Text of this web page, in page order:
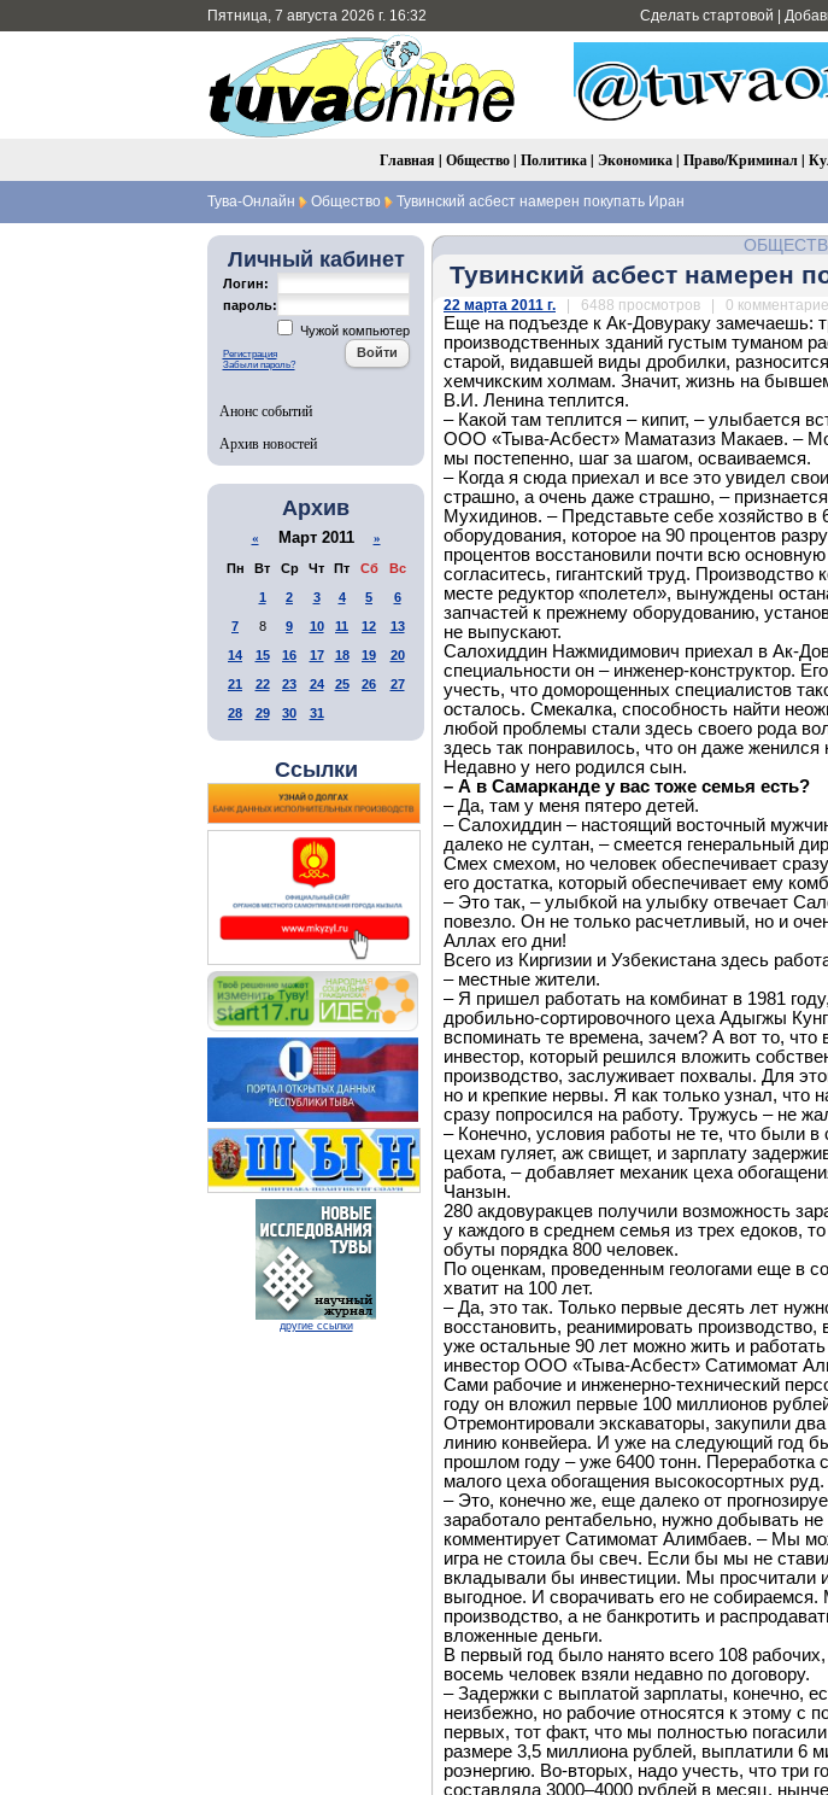
Пятница, 7 августа 2026 г. 16:32 Сделать стартовой
Главная | Общество| Политика| Экономика| Право/Криминал|
Тува-Онлайн Общество Тувинский асбест намерен покупать Иран
Личный кабинет
Логин:
пароль:
Чужой компьютер
Регистрация
Забыли пароль?
Анонс событий
Архив новостей
Архив
« Март 2011 »
Пн Вт Ср Чт Пт Сб
Вс
1
2 3 4 5
6
7
8 9 10 11 12
13
14
15 16 17 18 19
20
21
22 23 24 25 26
27
28
29 30 31
Ссылки
другие ссылки
Тувинский асбест намерен
22 марта 2011 г. | 6488 просмотров | 0
Еще на подъезде к Ак-Довураку замечаешь:
производственных зданий густым туманом
старой, видавшей виды дробилки,
хемчикским холмам. Значит, жизнь на
В.И. Ленина теплится.
– Какой там теплится – кипит, – улыбается
ООО «Тыва-Асбест» Маматазиз Макаев. –
мы постепенно, шаг за шагом, осваиваемся.
– Когда я сюда приехал и все это увидел
страшно, а очень даже страшно, –
Мухидинов. – Представьте себе хозяйство в
оборудования, которое на 90 процентов
процентов восстановили почти всю
согласитесь, гигантский труд.
месте редуктор «полетел», вынуждены
запчастей к прежнему оборудованию,
не выпускают.
Салохиддин Нажмидимович приехал в Ак-
специальности он – инженер-конструктор.
учесть, что доморощенных специалистов
осталось. Смекалка, способность найти
любой проблемы стали здесь своего рода
здесь так понравилось, что он даже женился
Недавно у него родился сын.
– А в Самарканде у вас тоже семья есть?
– Да, там у меня пятеро детей.
– Салохиддин – настоящий восточный
далеко не султан, – смеется генеральный
Смех смехом, но человек обеспечивает
его достатка, который обеспечивает ему
– Это так, – улыбкой на улыбку отвечает
повезло. Он не только расчетливый, но и
Аллах его дни!
Всего из Киргизии и Узбекистана здесь
– местные жители.
– Я пришел работать на комбинат в 1981
дробильно-сортировочного цеха Адыгжы
вспоминать те времена, зачем? А вот то,
инвестор, который решился вложить
производство, заслуживает похвалы. Для
но и крепкие нервы. Я как только узнал, что
сразу попросился на работу. Тружусь – не
– Конечно, условия работы не те, что были в
цехам гуляет, аж свищет, и зарплату
работа, – добавляет механик цеха
Чанзын.
280 акдовуракцев получили возможность
у каждого в среднем семья из трех едоков,
обуты порядка 800 человек.
По оценкам, проведенным геологами еще в
хватит на 100 лет.
– Да, это так. Только первые десять лет
восстановить, реанимировать
уже остальные 90 лет можно жить и
инвестор ООО «Тыва-Асбест» Сатимомат
Сами рабочие и инженерно-технический
году он вложил первые 100 миллионов
Отремонтировали экскаваторы, закупили
линию конвейера. И уже на следующий год
прошлом году – уже 6400 тонн. Переработка
малого цеха обогащения высокосортных руд.
– Это, конечно же, еще далеко от
заработало рентабельно, нужно добывать
комментирует Сатимомат Алимбаев. – Мы
игра не стоила бы свеч. Если бы мы не
вкладывали бы инвестиции. Мы просчитали
выгодное. И сворачивать его не
производство, а не банкротить и
вложенные деньги.
В первый год было нанято всего 108
восемь человек взяли недавно по договору.
– Задержки с выплатой зарплаты, конечно,
неизбежно, но рабочие относятся к этому с
первых, тот факт, что мы полностью
размере 3,5 миллиона рублей, выплатили 6
роэнергию. Во-вторых, надо учесть, что три
составляла 3000–4000 рублей в месяц,